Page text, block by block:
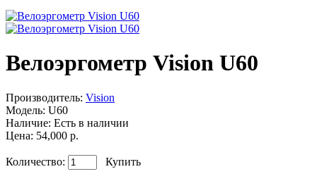
Велоэргометр Vision U60
Производитель: Vision
Модель: U60
Наличие: Есть в наличии
Цена: 54,000 р.
Количество: Купить